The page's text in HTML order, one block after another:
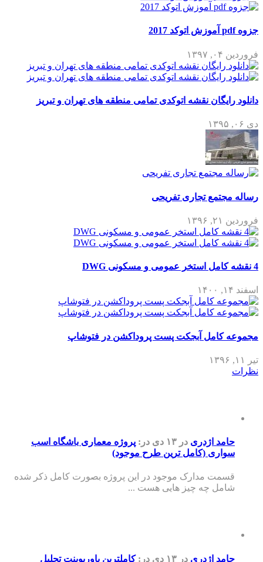
جزوه pdf آموزش اتوکد 2017
فروردین ۰۴, ۱۳۹۷
دانلود رایگان نقشه اتوکدی تمامی منطقه های تهران و تبریز
دی ۰۶, ۱۳۹۵
رساله مجتمع تجاری تفریحی
فروردین ۲۱, ۱۳۹۶
4 نقشه کامل استخر عمومی و مسکونی DWG
اسفند ۱۴, ۱۴۰۰
مجموعه کامل آبجکت پست پروداکشن در فتوشاپ
تیر ۱۱, ۱۳۹۶
نظرات
حامد اژدری در ۱۳ دی در: پروژه معماری باشگاه اسب
سواری (کامل ترین طرح موجود)
قسمت مدارک موجود در این پروژه بصورت کامل ذکر شده
شامل چه چیز هایی هست ...
حامد اژدری در ۱۳ دی در:کاملترین پاورپوینت تحلیل